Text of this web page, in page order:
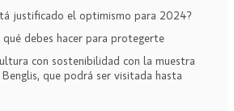
justificado el optimismo para 2024?
qué debes hacer para protegerte
con sostenibilidad con la muestra
que podrá ser visitada hasta